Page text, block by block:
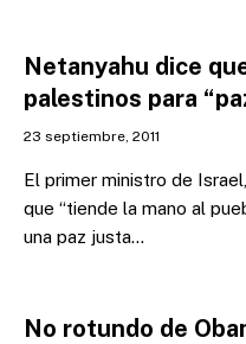
Netanyahu dice
palestinos para
23 septiembre, 2011
El primer ministro de
que “tiende la mano al
una paz justa…
No rotundo de